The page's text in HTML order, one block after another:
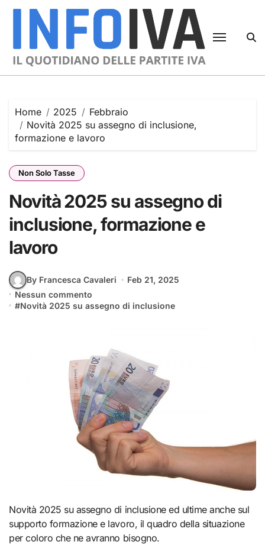
Skip
Home 2025
Febbraio
Novità 2025 su assegno di inclusione,
formazione e lavoro
Non Solo Tasse
Novità 2025 su assegno di
inclusione, formazione e
lavoro
By Francesca Cavaleri
Feb 21, 2025
Nessun commento
#Novità 2025 su assegno di inclusione
Novità 2025 su assegno di inclusione ed ultime anche sul
supporto formazione e lavoro, il quadro della situazione
per coloro che ne avranno bisogno.